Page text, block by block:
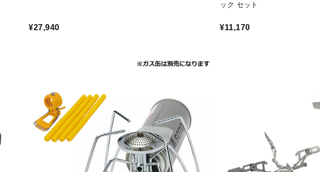
¥27,940
ック セット
¥11,170